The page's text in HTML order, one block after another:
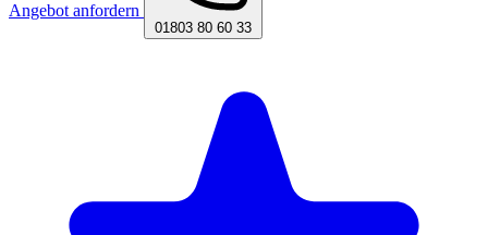
Angebot anfordern
01803 80 60 33